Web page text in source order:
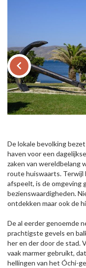
keyboard_arrow_left
De lokale bevolking
haven voor een
zaken van wereldbelang
route huiswaarts. Terwijl
afspeelt, is de
bezienswaardigheden.
ontdekken maar ook de
De al eerder genoemde
prachtigste gevels en
her en der door de stad.
vaak marmer gebruikt,
hellingen van het Óchi-